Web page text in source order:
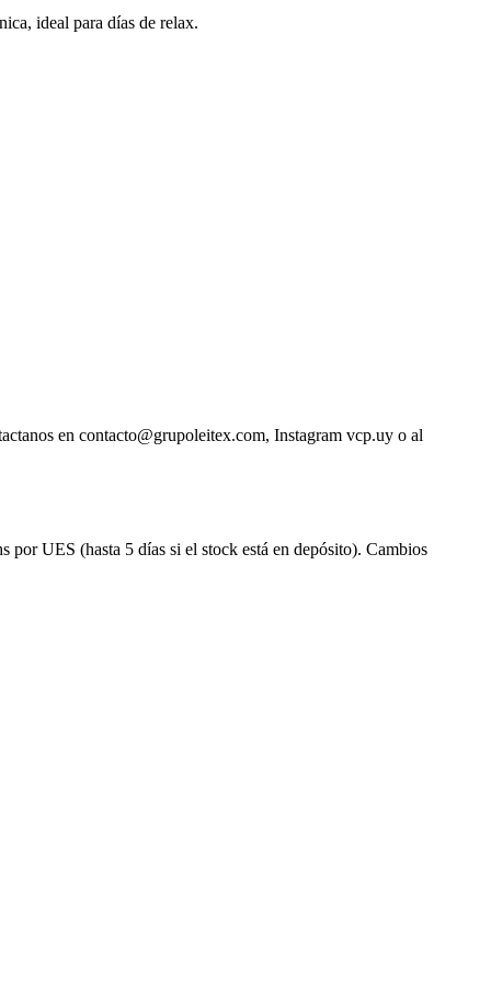
ideal para días de relax.
en contacto@grupoleitex.com, Instagram vcp.uy o al
UES (hasta 5 días si el stock está en depósito). Cambios